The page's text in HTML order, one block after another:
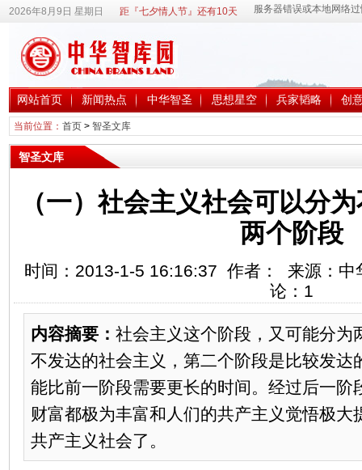
2026年8月9日 星期日 距『七夕情人节』还有10天
网站首页 新闻热点 中华智圣 思想星空 兵家韬略 创
当前位置： 首页> 智圣文库
智圣文库
（一）社会主义社会可以分
两个阶段
时间：2013-1-5 16:16:37 作者： 来源：中
论： 1
内容摘要： 社会主义这个阶段，又可能分为
不发达的社会主义，第二个阶段是比较发达
能比前一阶段需要更长的时间。经过后一阶
财富都极为丰富和人们的共产主义觉悟极大
共产主义社会了。